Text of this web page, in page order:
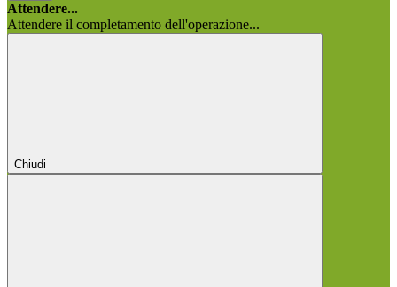
Attendere...
Attendere il completamento dell'operazione...
Chiudi